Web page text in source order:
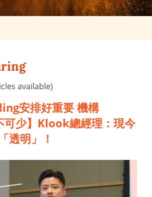
available)
安排好重要 機構
少】Klook總經理：現今
透明」！